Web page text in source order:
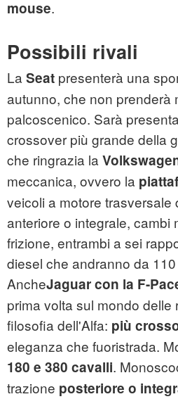
mouse.
Possibili rivali
La Seat presenterà una
autunno, che non prenderà
palcoscenico. Sarà
crossover più grande della
che ringrazia la
meccanica, ovvero la
veicoli a motore trasversale
anteriore o integrale, cambi
frizione, entrambi a sei
diesel che andranno da
AncheJaguar con la F-
prima volta sul mondo delle
filosofia dell'Alfa: più
eleganza che fuoristrada.
180 e 380 cavalli.
trazione posteriore o